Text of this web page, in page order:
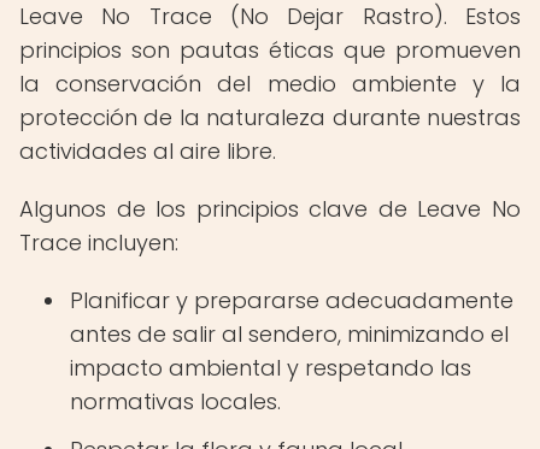
Leave No Trace (No Dejar Rastro). Estos
principios son pautas éticas que promueven
la conservación del medio ambiente y la
protección de la naturaleza durante nuestras
actividades al aire libre.
Algunos de los principios clave de Leave No
Trace incluyen:
Planificar y prepararse adecuadamente
antes de salir al sendero, minimizando el
impacto ambiental y respetando las
normativas locales.